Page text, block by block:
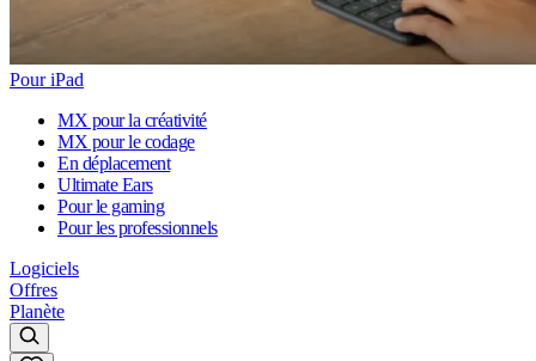
Pour iPad
MX pour la créativité
MX pour le codage
En déplacement
Ultimate Ears
Pour le gaming
Pour les professionnels
Logiciels
Offres
Planète